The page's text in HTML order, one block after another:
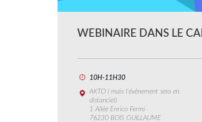
WEBINAIRE DANS LE
10H-11H30
AKTO ( mais l'évènement sera en
distanciel)
1 Allée Enrico Fermi
76230 BOIS GUILLAUME